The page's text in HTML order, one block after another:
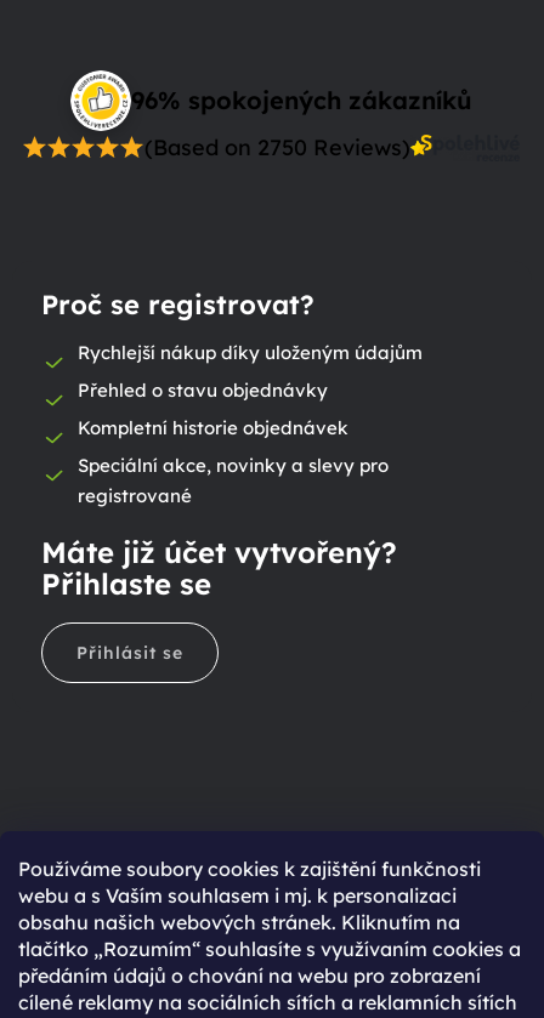
Používáme soubory cookies k zajištění funkčnosti
webu a s Vaším souhlasem i mj. k personalizaci
obsahu našich webových stránek. Kliknutím na
tlačítko „Rozumím“ souhlasíte s využívaním cookies a
předáním údajů o chování na webu pro zobrazení
cílené reklamy na sociálních sítích a reklamních sítích
96% spokojených zákazníků
(Based on 2750 Reviews)
Proč se registrovat?
Rychlejší nákup díky uloženým údajům
Přehled o stavu objednávky
Kompletní historie objednávek
Speciální akce, novinky a slevy pro
registrované
Máte již účet vytvořený?
Přihlaste se
Přihlásit se
Ještě nemáte účet?
Rychlejší nákup díky uloženým údajům
Přehled o stavu objednávky
Kompletní historie objednávek